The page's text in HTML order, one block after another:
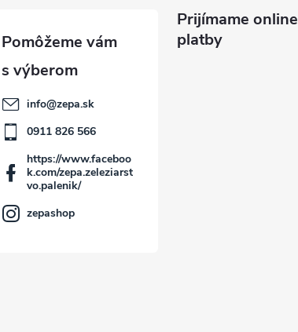
info@zepa.sk
0911 826 566
https://www.faceboo
k.com/zepa.zeleziarst
vo.palenik/
zepashop
Prijímame online
platby